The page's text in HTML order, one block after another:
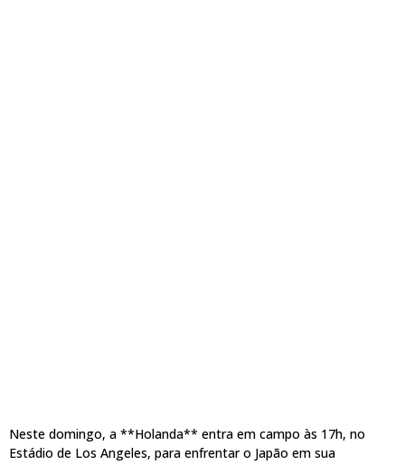
Neste domingo, a **Holanda** entra em campo às 17h, no
Estádio de Los Angeles, para enfrentar o Japão em sua